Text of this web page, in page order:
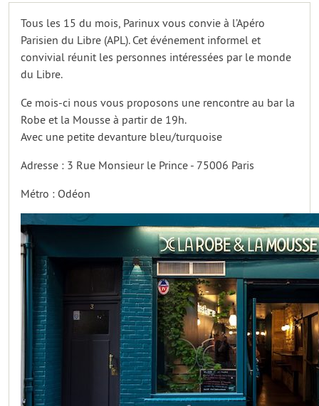
Tous les 15 du mois, Parinux vous convie à l’Apéro
Parisien du Libre (APL). Cet événement informel et
convivial réunit les personnes intéressées par le monde
du Libre.
Ce mois-ci nous vous proposons une rencontre au bar la
Robe et la Mousse à partir de 19h.
Avec une petite devanture bleu/turquoise
Adresse : 3 Rue Monsieur le Prince - 75006 Paris
Métro : Odéon